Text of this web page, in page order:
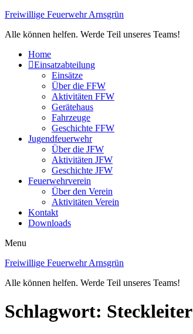
Freiwillige Feuerwehr Arnsgrün
Alle können helfen. Werde Teil unseres Teams!
Home
Einsatzabteilung
Einsätze
Über die FFW
Aktivitäten FFW
Gerätehaus
Fahrzeuge
Geschichte FFW
Jugendfeuerwehr
Über die JFW
Aktivitäten JFW
Geschichte JFW
Feuerwehrverein
Über den Verein
Aktivitäten Verein
Kontakt
Downloads
Menu
Freiwillige Feuerwehr Arnsgrün
Alle können helfen. Werde Teil unseres Teams!
Schlagwort: Steckleiter